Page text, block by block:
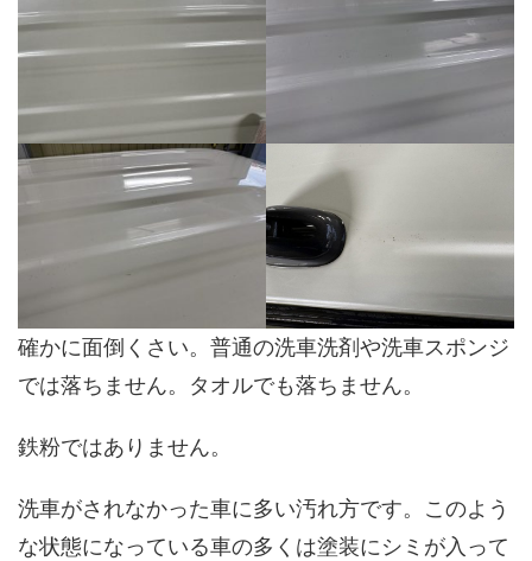
確かに面倒くさい。普通の洗車洗剤や洗車スポンジ
では落ちません。タオルでも落ちません。
鉄粉ではありません。
洗車がされなかった車に多い汚れ方です。このよう
な状態になっている車の多くは塗装にシミが入って